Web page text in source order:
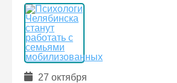
27 октября